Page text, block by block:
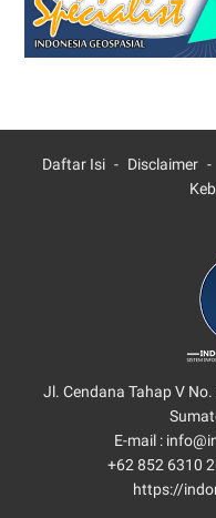
Daftar Isi Disclaimer
Jl. Cendana Tahap V
E-mail :
+62 852 6310
https://